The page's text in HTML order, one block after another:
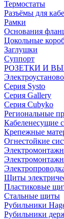
Термостаты
Разъёмы для
Рамки
Основания
Цокольные
Заглушки
Суппорт
РОЗЕТКИ И
Серия Systo
Серия Gallery
Серия Cubyko
Региональные
Кабеленесущие
Крепежные
Огнестойкие
Щиты
Пластиковые
Стальные щиты
Рубильники
Рубильники